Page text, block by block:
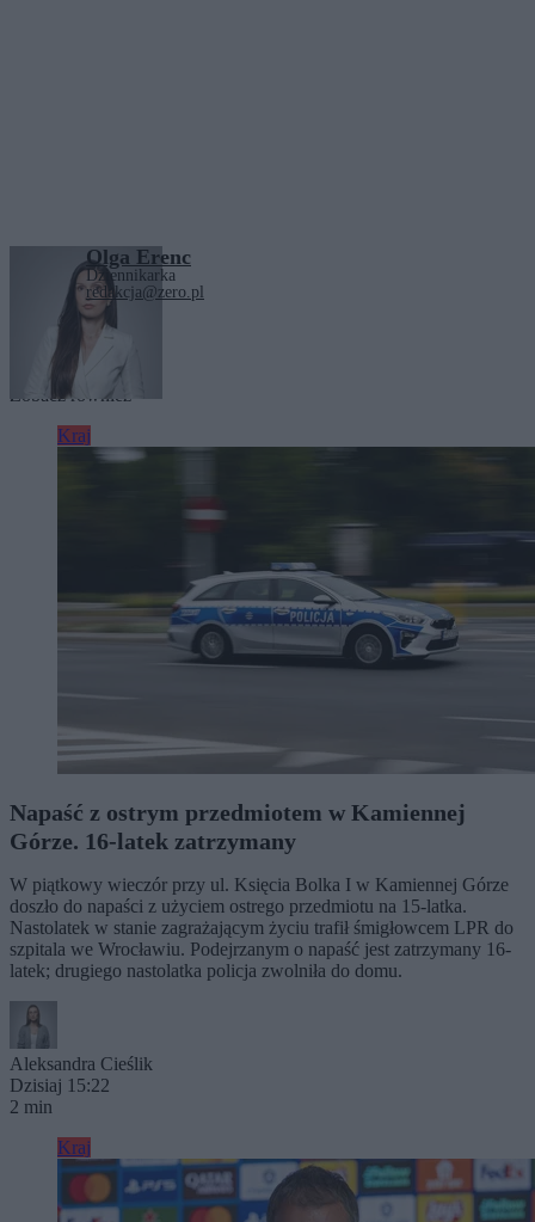
Olga Erenc
Dziennikarka
redakcja@zero.pl
Karol Nawrocki
Zobacz również
Kraj
Napaść z ostrym przedmiotem w Kamiennej
Górze. 16-latek zatrzymany
W piątkowy wieczór przy ul. Księcia Bolka I w Kamiennej Górze
doszło do napaści z użyciem ostrego przedmiotu na 15-latka.
Nastolatek w stanie zagrażającym życiu trafił śmigłowcem LPR do
szpitala we Wrocławiu. Podejrzanym o napaść jest zatrzymany 16-
latek; drugiego nastolatka policja zwolniła do domu.
Aleksandra Cieślik
Dzisiaj 15:22
2 min
Kraj